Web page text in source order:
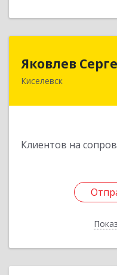
Яковлев
Киселевск
Клиентов на
650002,